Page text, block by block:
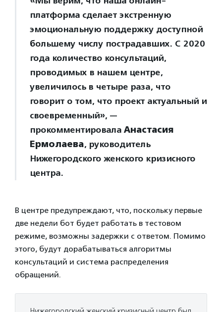
платформа сделает экстренную
эмоциональную поддержку доступной
большему числу пострадавших. С 2020
года количество консультаций,
проводимых в нашем центре,
увеличилось в четыре раза, что
говорит о том, что проект актуальный и
своевременный», —
прокомментировала Анастасия
Ермолаева, руководитель
Нижегородского женского кризисного
центра.
В центре предупреждают, что, поскольку первые
две недели бот будет работать в тестовом
режиме, возможны задержки с ответом. Помимо
этого, будут дорабатываться алгоритмы
консультаций и система распределения
обращений.